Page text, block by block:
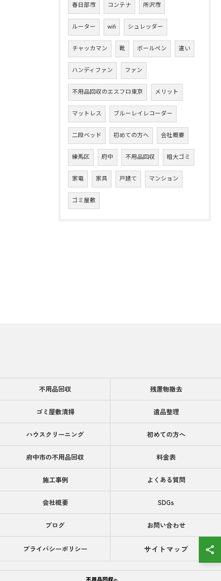
春日部市 コンテナ 所沢市
ルーター wifi シュレッダー
チャッカマン 靴 ボールペン 違い
ハンディファン ファン
不用品回収のエスフロ東京 メリット
マットレス ブルーレイレコーダー
二段ベッド 初めての方へ 会社概要
練馬区 府中 不用品回収 粗大ゴミ
家電 家具 戸建て マンション
ゴミ屋敷
不用品回収 残置物撤去
ゴミ屋敷清掃 遺品整理
ハウスクリーニング 初めての方へ
府中市の不用品回収 料金表
施工事例 よくある質問
会社概要 SDGs
ブログ お問い合わせ
プライバシーポリシー サイトマップ